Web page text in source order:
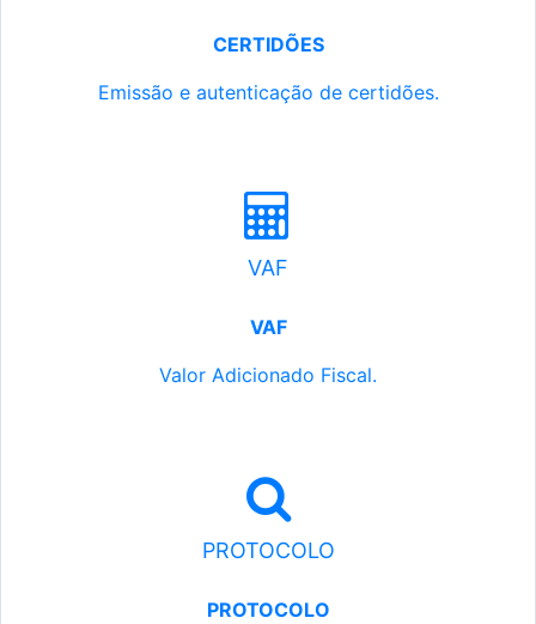
CERTIDÕES
Emissão e autenticação de certidões.
VAF
VAF
Valor Adicionado Fiscal.
PROTOCOLO
PROTOCOLO